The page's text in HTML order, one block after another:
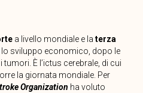
a livello mondiale e la terza
lo sviluppo economico, dopo le
È l’ictus cerebrale, di cui
la giornata mondiale. Per
Organization ha voluto